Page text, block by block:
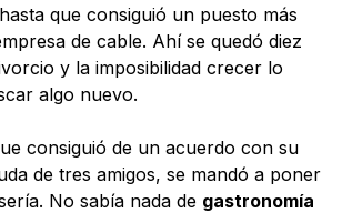
que consiguió un puesto más
de cable. Ahí se quedó diez
y la imposibilidad crecer lo
algo nuevo.
consiguió de un acuerdo con su
de tres amigos, se mandó a poner
No sabía nada de gastronomía